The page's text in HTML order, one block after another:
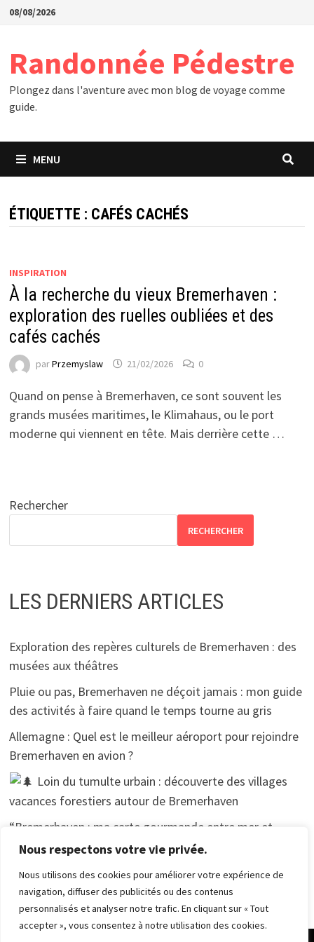
Nous respectons votre vie privée.
Nous utilisons des cookies pour améliorer votre expérience de
navigation, diffuser des publicités ou des contenus
personnalisés et analyser notre trafic. En cliquant sur « Tout
accepter », vous consentez à notre utilisation des cookies.
Passer
08/08/2026
Randonnée Pédestre
Plongez dans l'aventure avec mon blog de voyage comme
guide.
MENU
ÉTIQUETTE : CAFÉS CACHÉS
INSPIRATION
À la recherche du vieux Bremerhaven :
exploration des ruelles oubliées et des
cafés cachés
parPrzemyslaw 21/02/2026 0
Quand on pense à Bremerhaven, ce sont souvent les
grands musées maritimes, le Klimahaus, ou le port
moderne qui viennent en tête. Mais derrière cette …
Rechercher
RECHERCHER
LES DERNIERS ARTICLES
Exploration des repères culturels de Bremerhaven : des
musées aux théâtres
Pluie ou pas, Bremerhaven ne déçoit jamais : mon guide
des activités à faire quand le temps tourne au gris
Allemagne : Quel est le meilleur aéroport pour rejoindre
Bremerhaven en avion ?
Loin du tumulte urbain : découverte des villages
vacances forestiers autour de Bremerhaven
“Bremerhaven : ma carte gourmande entre mer et
tradition”.